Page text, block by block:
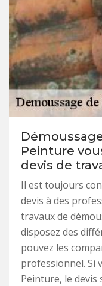
Peinture
devis de
Il est toujours
devis à des
travaux de
disposez des
pouvez les
professionnel. Si
Peinture, le